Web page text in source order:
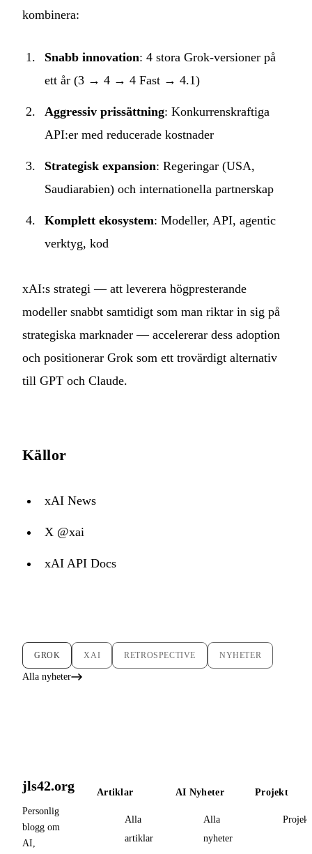
kombinera:
Snabb innovation: 4 stora Grok-versioner på
ett år (3 → 4 → 4 Fast → 4.1)
Aggressiv prissättning: Konkurrenskraftiga
API:er med reducerade kostnader
Strategisk expansion: Regeringar (USA,
Saudiarabien) och internationella partnerskap
Komplett ekosystem: Modeller, API, agentic
verktyg, kod
xAI:s strategi — att leverera högpresterande
modeller snabbt samtidigt som man riktar in sig på
strategiska marknader — accelererar dess adoption
och positionerar Grok som ett trovärdigt alternativ
till GPT och Claude.
Källor
xAI News
X @xai
xAI API Docs
GROK XAI RETROSPECTIVE NYHETER
Alla nyheter
jls42.org
Personlig
blogg om
AI,
Artiklar
Alla
artiklar
AI Nyheter
Alla
nyheter
Projekt
Projekt